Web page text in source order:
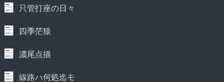
只管打座の日々
四季茫猿
濃尾点描
線路ハ何処迄モ